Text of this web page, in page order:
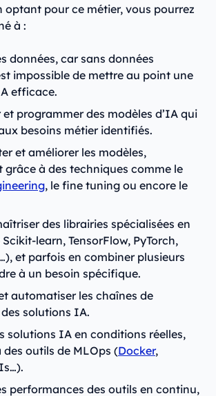
optant pour ce métier, vous pourrez
à :
données, car sans données
impossible de mettre au point une
efficace.
et programmer des modèles d’IA qui
besoins métier identifiés.
et améliorer les modèles,
grâce à des techniques comme le
, le fine tuning ou encore le
des librairies spécialisées en
learn, TensorFlow, PyTorch,
et parfois en combiner plusieurs
à un besoin spécifique.
automatiser les chaînes de
solutions IA.
solutions IA en conditions réelles,
outils de MLOps (Docker,
performances des outils en continu,